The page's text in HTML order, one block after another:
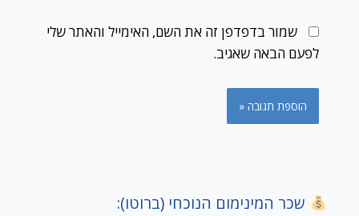
שמור בדפדפן זה את השם, האימייל והאתר שלי
לפעם הבאה שאגיב.
שכר המינימום הנוכחי (ברוטו):